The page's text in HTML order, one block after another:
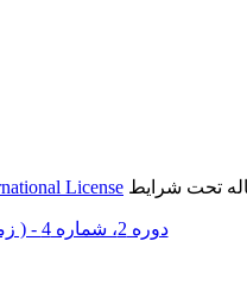
تحت شرایط License
دوره 2، شماره 4 - ( زمستان 1390 )